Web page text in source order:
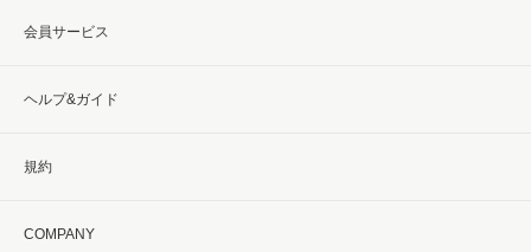
会員サービス
ヘルプ&ガイド
規約
COMPANY